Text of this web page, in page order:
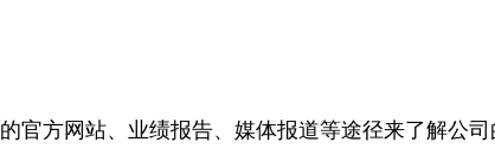
方网站、业绩报告、媒体报道等途径来了解公司